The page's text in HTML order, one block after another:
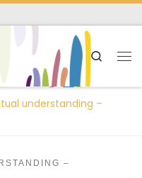
Search
understanding –
–